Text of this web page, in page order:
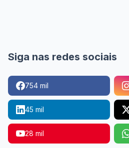
Siga nas redes sociais
754 mil
45 mil
28 mil